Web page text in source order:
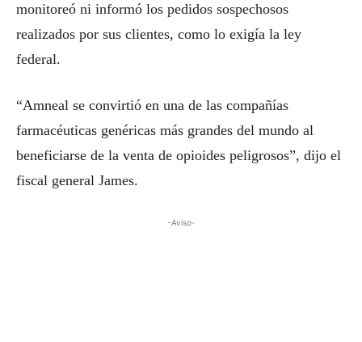
monitoreó ni informó los pedidos sospechosos
realizados por sus clientes, como lo exigía la ley
federal.
“Amneal se convirtió en una de las compañías
farmacéuticas genéricas más grandes del mundo al
beneficiarse de la venta de opioides peligrosos”, dijo el
fiscal general James.
-Aviso-